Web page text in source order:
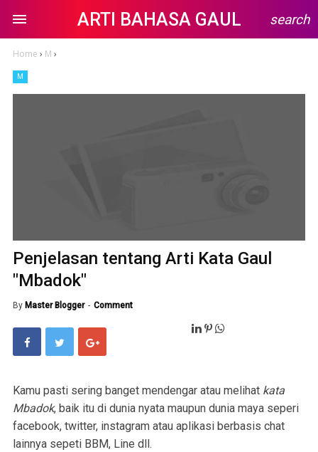
ARTI BAHASA GAUL search
Home › M ›
M
Penjelasan tentang Arti Kata Gaul
"Mbadok"
By Master Blogger Comment
Kamu pasti sering banget mendengar atau melihat kata
Mbadok, baik itu di dunia nyata maupun dunia maya seperi
facebook, twitter, instagram atau aplikasi berbasis chat
lainnya sepeti BBM, Line dll.